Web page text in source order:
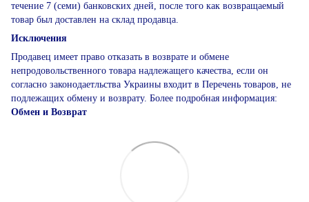
течение 7 (семи) банковских дней, после того как возвращаемый
товар был доставлен на склад продавца.
Исключения
Продавец имеет право отказать в возврате и обмене
непродовольственного товара надлежащего качества, если он
согласно законодаетльства Украины входит в Перечень товаров, не
подлежащих обмену и возврату. Более подробная информация:
Обмен и Возврат